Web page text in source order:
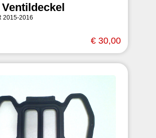
Ventildeckel
2015-2016
€ 30,00